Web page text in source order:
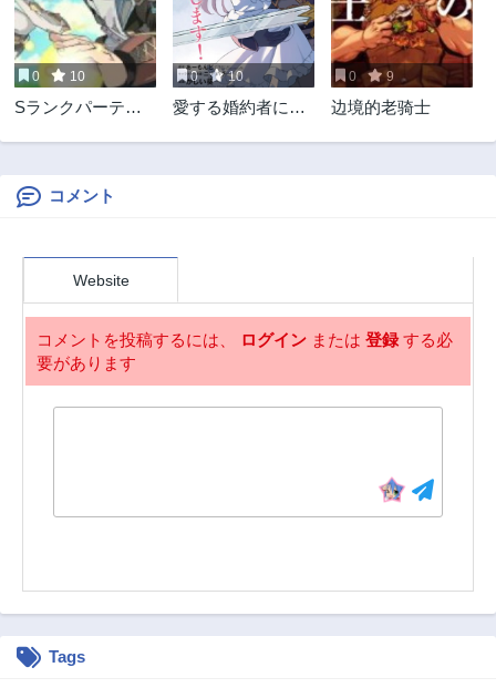
第54話
2ヶ月前
第53.2話
2ヶ月前
第53.1話
2ヶ月前
第52話
2ヶ月前
第51.2話 第51.1話
第50.2話
第49話
2ヶ月前
第48.1話
2ヶ月前
第47.2話
2ヶ月前
第47.1話
2ヶ月前 2ヶ月前
第43.1話
0 10
Sランクパーティ
【鑑定】と【治癒
魔法】で成り上が
0 10
愛する婚約者に殺
公爵様(お父様)の
0 9
边境的老骑士
コメント
Website
コメントを投稿するには、 ログイン または 登録する必
要があります
Tags